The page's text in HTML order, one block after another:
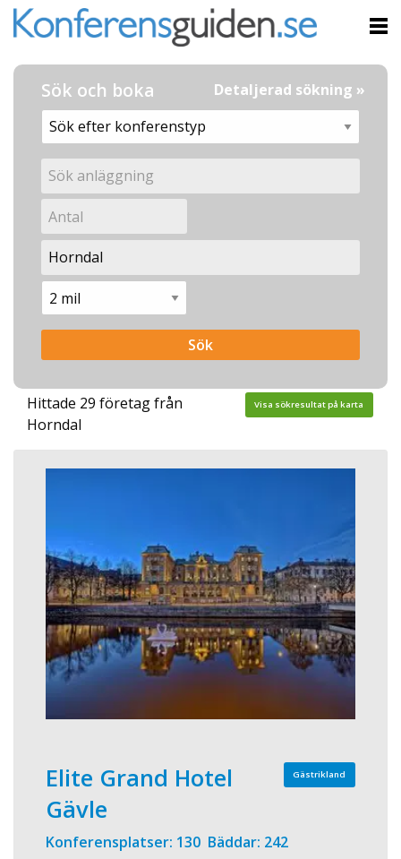
Sök och boka Detaljerad sökning »
Hittade 29 företag från
Horndal
Visa sökresultat på karta
Gästrikland
Elite Grand Hotel
Gävle
Konferensplatser: 130 Bäddar: 242